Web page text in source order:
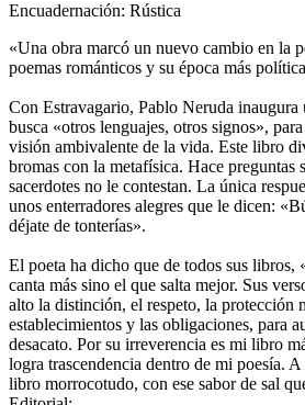
Encuadernación: Rústica
«Una obra marcó un nuevo cambio en la
poemas románticos y su época más
Con Estravagario, Pablo Neruda inaugura
busca «otros lenguajes, otros signos»,
visión ambivalente de la vida. Este libro
bromas con la metafísica. Hace preguntas
sacerdotes no le contestan. La única
unos enterradores alegres que le dicen:
déjate de tonterías».
El poeta ha dicho que de todos sus libros,
canta más sino el que salta mejor. Sus
alto la distinción, el respeto, la protección
establecimientos y las obligaciones, para
desacato. Por su irreverencia es mi libro
logra trascendencia dentro de mi poesía.
libro morrocotudo, con ese sabor de sal